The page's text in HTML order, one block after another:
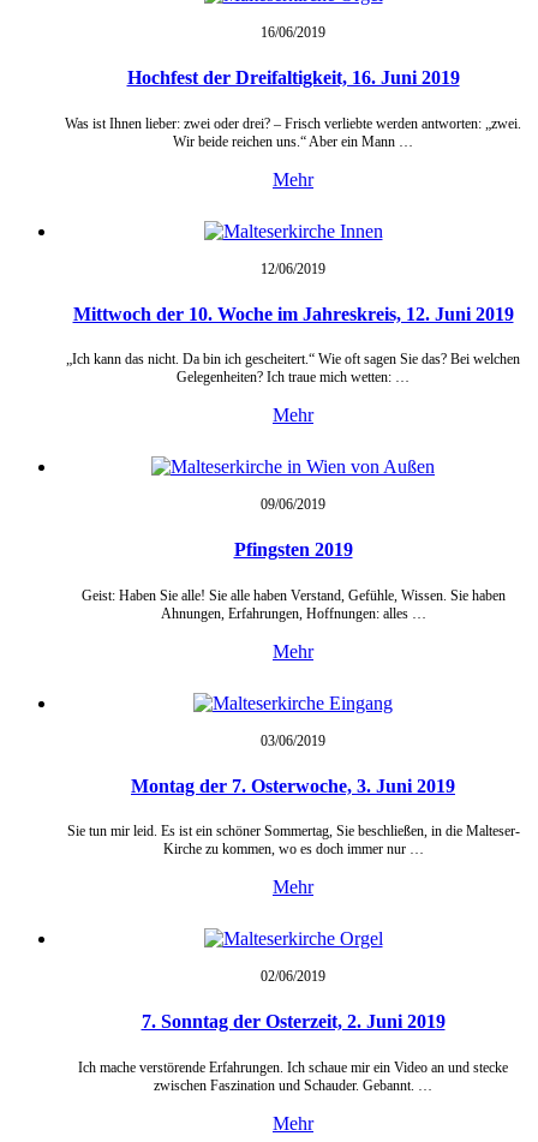
16/06/2019
Hochfest der Dreifaltigkeit, 16. Juni 2019
Was ist Ihnen lieber: zwei oder drei? – Frisch verliebte werden antworten: „zwei.
Wir beide reichen uns.“ Aber ein Mann …
Mehr
12/06/2019
Mittwoch der 10. Woche im Jahreskreis, 12. Juni 2019
„Ich kann das nicht. Da bin ich gescheitert.“ Wie oft sagen Sie das? Bei welchen
Gelegenheiten? Ich traue mich wetten: …
Mehr
09/06/2019
Pfingsten 2019
Geist: Haben Sie alle! Sie alle haben Verstand, Gefühle, Wissen. Sie haben
Ahnungen, Erfahrungen, Hoffnungen: alles …
Mehr
03/06/2019
Montag der 7. Osterwoche, 3. Juni 2019
Sie tun mir leid. Es ist ein schöner Sommertag, Sie beschließen, in die Malteser-
Kirche zu kommen, wo es doch immer nur …
Mehr
02/06/2019
7. Sonntag der Osterzeit, 2. Juni 2019
Ich mache verstörende Erfahrungen. Ich schaue mir ein Video an und stecke
zwischen Faszination und Schauder. Gebannt. …
Mehr